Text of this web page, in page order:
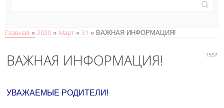
Главная » 2020 » Март » 31 » ВАЖНАЯ ИНФОРМАЦИЯ!
15:57
ВАЖНАЯ ИНФОРМАЦИЯ!
УВАЖАЕМЫЕ РОДИТЕЛИ!